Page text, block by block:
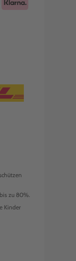
zu 80%.
Kinder